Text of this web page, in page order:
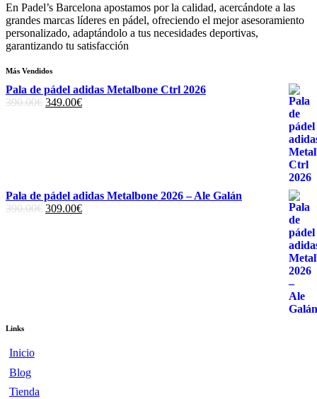
En Padel’s Barcelona apostamos por la calidad, acercándote a las
grandes marcas líderes en pádel, ofreciendo el mejor asesoramiento
personalizado, adaptándolo a tus necesidades deportivas,
garantizando tu satisfacción
Más Vendidos
Pala de pádel adidas Metalbone Ctrl 2026
390.00€ El
349.00€El
Pala de pádel adidas Metalbone 2026 – Ale Galán
390.00€ El
309.00€El
Links
Inicio
Blog
Tienda